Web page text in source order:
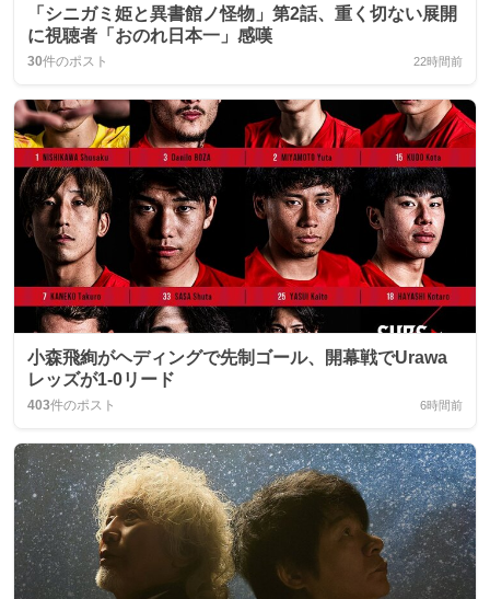
「シニガミ姫と異書館ノ怪物」第2話、重く切ない展開
に視聴者「おのれ日本一」感嘆
30件のポスト 22時間前
小森飛絢がヘディングで先制ゴール、開幕戦でUrawa
レッズが1-0リード
403件のポスト 6時間前